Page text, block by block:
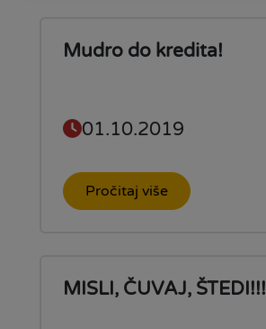
Mudro do kredita!
01.10.2019
Pročitaj više
MISLI, ČUVAJ, ŠTEDI!!!